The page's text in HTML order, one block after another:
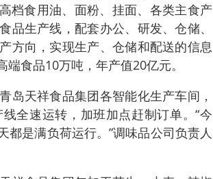
档食用油、面粉、挂面、各类主食产
品生产线，配套办公、研发、仓储、
方向，实现生产、仓储和配送的信息
食品10万吨，年产值20亿元。
岛天祥食品集团各智能化生产车间，
全速运转，加班加点赶制订单。“今
是满负荷运行。”调味品公司负责人